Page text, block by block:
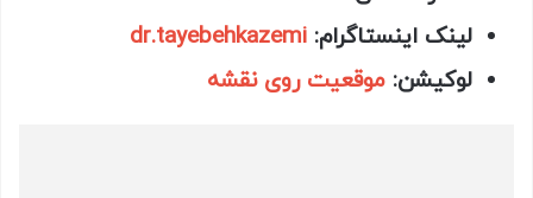
لینک اینستاگرام:
لوکیشن: موقعیت روی نقشه